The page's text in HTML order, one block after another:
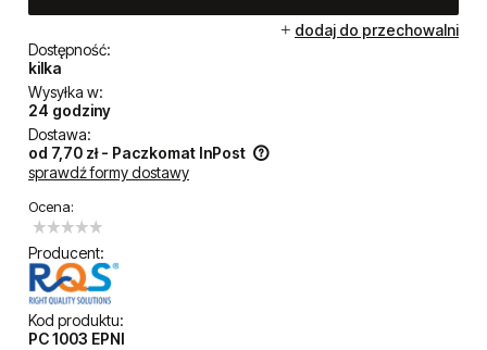
dodaj do przechowalni
Dostępność:
kilka
Wysyłka w:
24 godziny
Dostawa:
od 7,70 zł - Paczkomat InPost
Cena nie zawiera ewentualnych kosztów płatności
sprawdź formy dostawy
Ocena:
Producent:
Kod produktu:
PC 1003 EPNI